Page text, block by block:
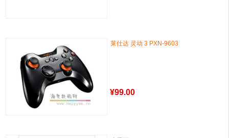
莱仕达 灵动 3 PXN-9603
¥99.00